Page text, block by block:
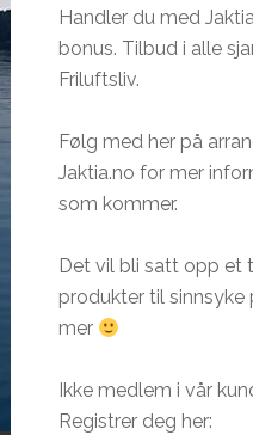
Handler du med
bonus. Tilbud i alle
Friluftsliv.
Følg med her på
Jaktia.no for mer
som kommer.
Det vil bli satt opp et
produkter til sinnsyke
mer
Ikke medlem i vår
Registrer deg her: